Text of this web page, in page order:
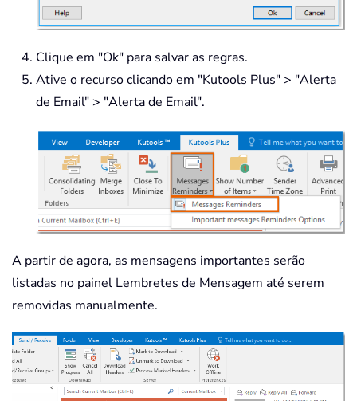
Clique em "Ok" para salvar as regras.
Ative o recurso clicando em "Kutools Plus" > "Alerta
de Email" > "Alerta de Email".
A partir de agora, as mensagens importantes serão
listadas no painel Lembretes de Mensagem até serem
removidas manualmente.